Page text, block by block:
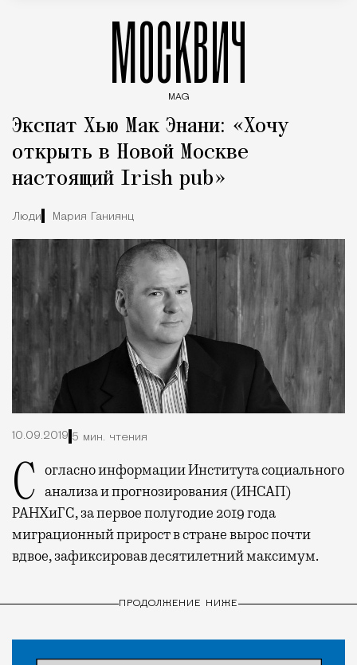
МОСКВИЧ
MAG
Экспат Хью Мак Энани: «Хочу
открыть в Новой Москве
настоящий Irish pub»
Люди Мария Ганиянц
10.09.2019 5 мин. чтения
Согласно информации Института социального анализа и прогнозирования (ИНСАП)
РАНХиГС, за первое полугодие 2019 года
миграционный прирост в стране вырос почти
вдвое, зафиксировав десятилетний максимум.
ПРОДОЛЖЕНИЕ НИЖЕ